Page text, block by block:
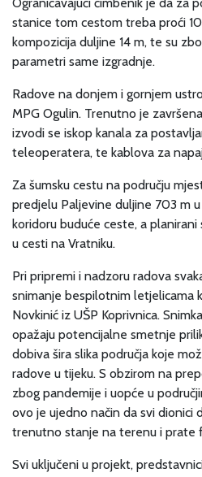
stanice tom cestom treba proći
kompozicija duljine 14 m, te su
parametri same izgradnje.
Radove na donjem i gornjem
MPG Ogulin. Trenutno je
izvodi se iskop kanala za
teleoperatera, te kablova za
Za šumsku cestu na području
predjelu Paljevine duljine 703 m
koridoru buduće ceste, a
u cesti na Vratniku.
Pri pripremi i nadzoru radova
snimanje bespilotnim letjelicama
Novkinić iz UŠP Koprivnica.
opažaju potencijalne smetnje
dobiva šira slika područja koje
radove u tijeku. S obzirom na
zbog pandemije i uopće u
ovo je ujedno način da svi dionici
trenutno stanje na terenu i prate
Svi uključeni u projekt,